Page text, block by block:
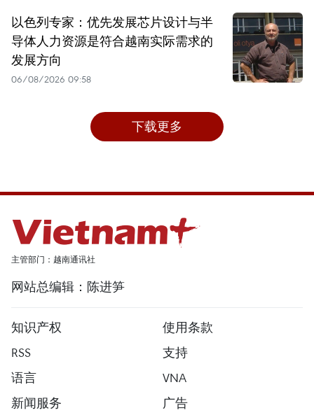
以色列专家：优先发展芯片设计与半
导体人力资源是符合越南实际需求的
发展方向
06/08/2026 09:58
下载更多
主管部门：越南通讯社
网站总编辑：陈进笋
知识产权
使用条款
RSS
支持
语言
VNA
新闻服务
广告